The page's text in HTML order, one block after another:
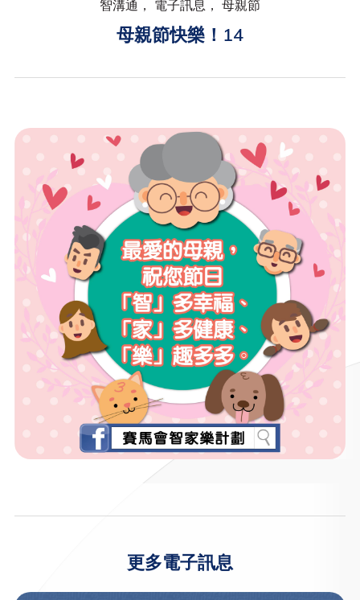
智溝通， 電子訊息， 母親節
母親節快樂！14
更多電子訊息